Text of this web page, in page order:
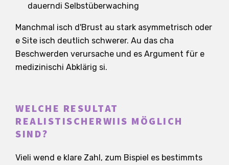
dauerndi Selbstüberwaching
Manchmal isch d'Brust au stark asymmetrisch oder
e Site isch deutlich schwerer. Au das cha
Beschwerden verursache und es Argument für e
medizinischi Abklärig si.
WELCHE RESULTAT
REALISTISCHERWIIS MÖGLICH
SIND?
Vieli wend e klare Zahl, zum Bispiel es bestimmts